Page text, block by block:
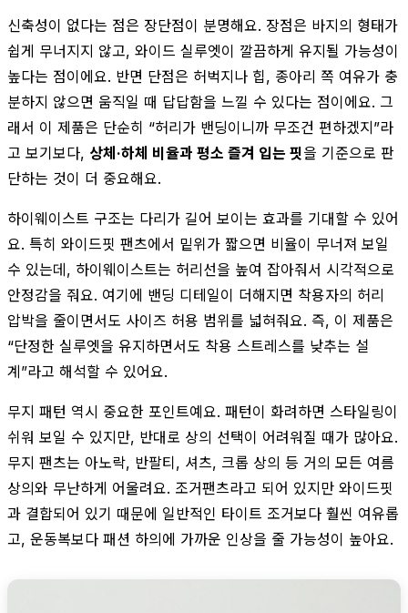
신축성이 없다는 점은 장단점이 분명해요. 장점은 바지의 형태가
쉽게 무너지지 않고, 와이드 실루엣이 깔끔하게 유지될 가능성이
높다는 점이에요. 반면 단점은 허벅지나 힙, 종아리 쪽 여유가 충
분하지 않으면 움직일 때 답답함을 느낄 수 있다는 점이에요. 그
래서 이 제품은 단순히 “허리가 밴딩이니까 무조건 편하겠지”라
고 보기보다, 상체·하체 비율과 평소 즐겨 입는 핏을 기준으로 판
단하는 것이 더 중요해요.
하이웨이스트 구조는 다리가 길어 보이는 효과를 기대할 수 있어
요. 특히 와이드핏 팬츠에서 밑위가 짧으면 비율이 무너져 보일
수 있는데, 하이웨이스트는 허리선을 높여 잡아줘서 시각적으로
안정감을 줘요. 여기에 밴딩 디테일이 더해지면 착용자의 허리
압박을 줄이면서도 사이즈 허용 범위를 넓혀줘요. 즉, 이 제품은
“단정한 실루엣을 유지하면서도 착용 스트레스를 낮추는 설
계”라고 해석할 수 있어요.
무지 패턴 역시 중요한 포인트예요. 패턴이 화려하면 스타일링이
쉬워 보일 수 있지만, 반대로 상의 선택이 어려워질 때가 많아요.
무지 팬츠는 아노락, 반팔티, 셔츠, 크롭 상의 등 거의 모든 여름
상의와 무난하게 어울려요. 조거팬츠라고 되어 있지만 와이드핏
과 결합되어 있기 때문에 일반적인 타이트 조거보다 훨씬 여유롭
고, 운동복보다 패션 하의에 가까운 인상을 줄 가능성이 높아요.